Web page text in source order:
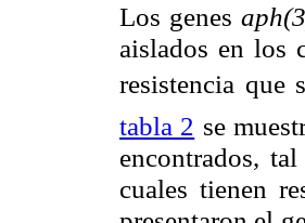
Los genes
aislados en los
resistencia que
tabla 2 se
encontrados,
cuales tienen